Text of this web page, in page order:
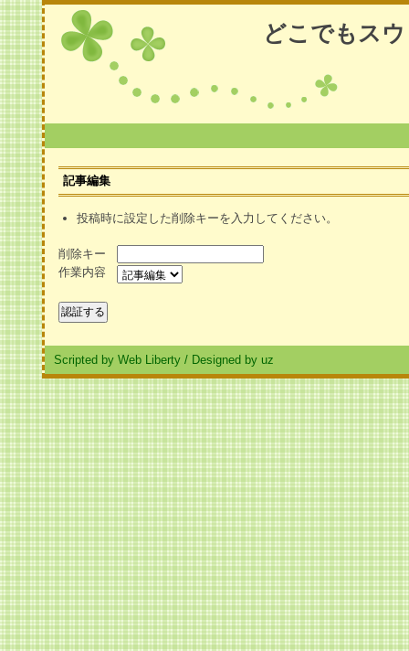
どこでもス
記事編集
投稿時に設定した削除キーを入力してください。
削除キー
作業内容
Scripted by Web Liberty / Designed by uz